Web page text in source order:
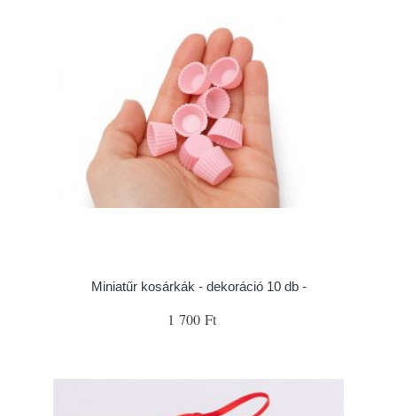
Miniatűr kosárkák - dekoráció 10 db -
1 700 Ft